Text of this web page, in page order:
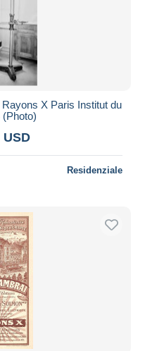
X Paris Institut du
(Photo)
USD
Residenziale